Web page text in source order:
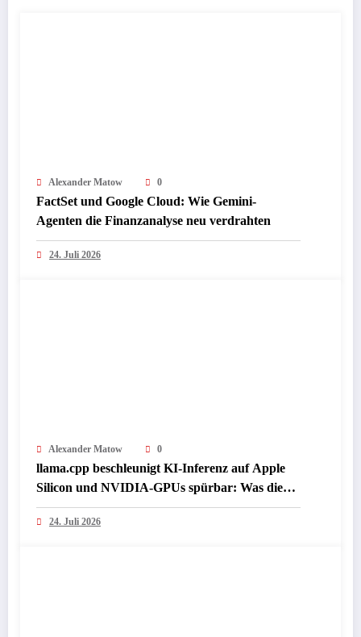
Alexander Matow 0
FactSet und Google Cloud: Wie Gemini-
Agenten die Finanzanalyse neu verdrahten
24. Juli 2026
Alexander Matow 0
llama.cpp beschleunigt KI-Inferenz auf Apple
Silicon und NVIDIA-GPUs spürbar: Was die
Presse jetzt über lokale LLM-Performance
berichtet
24. Juli 2026